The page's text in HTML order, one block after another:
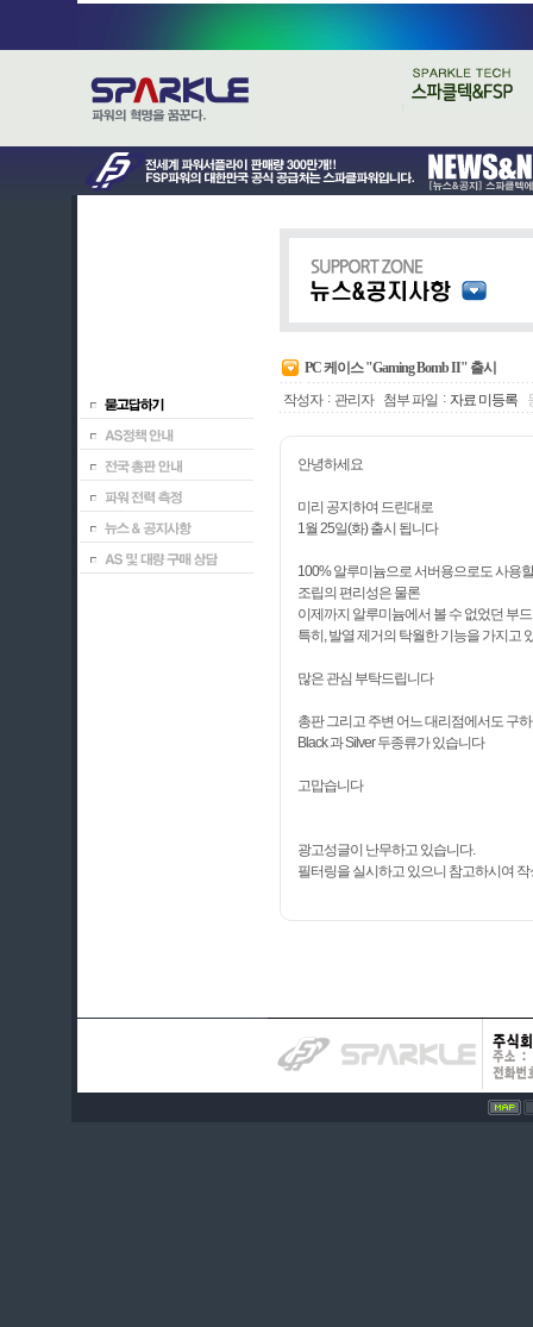
PC 케이스 "Gaming Bomb II" 출시
작성자 : 관리자 첨부 파일 : 자료 미등록
안녕하세요
미리 공지하여 드린대로
1월 25일(화) 출시 됩니다
100% 알루미늄으로 서버용으로도 사용
조립의 편리성은 물론
이제까지 알루미늄에서 볼 수 없었던 부
특히, 발열 제거의 탁월한 기능을 가지고
많은 관심 부탁드립니다
총판 그리고 주변 어느 대리점에서도 구
Black 과 Silver 두종류가 있습니다
고맙습니다
광고성글이 난무하고 있습니다.
필터링을 실시하고 있으니 참고하시여